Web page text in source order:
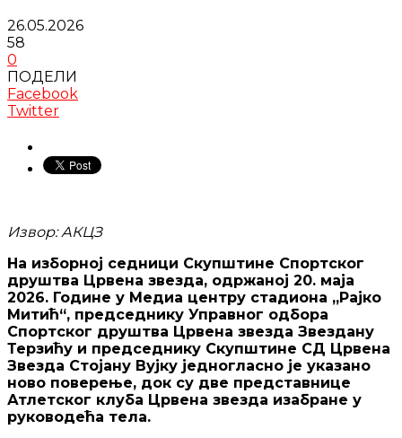
26.05.2026
58
0
ПОДЕЛИ
Facebook
Twitter
Извор: АКЦЗ
На изборној седници Скупштине Спортског
друштва Црвена звезда, одржаној 20. маја
2026. Године у Медиа центру стадиона „Рајко
Митић“, председнику Управног одбора
Спортског друштва Црвена звезда Звездану
Терзићу и председнику Скупштине СД Црвена
Звезда Стојану Вујку једногласно је указано
ново поверење, док су две представнице
Атлетског клуба Црвена звезда изабране у
руководећа тела.